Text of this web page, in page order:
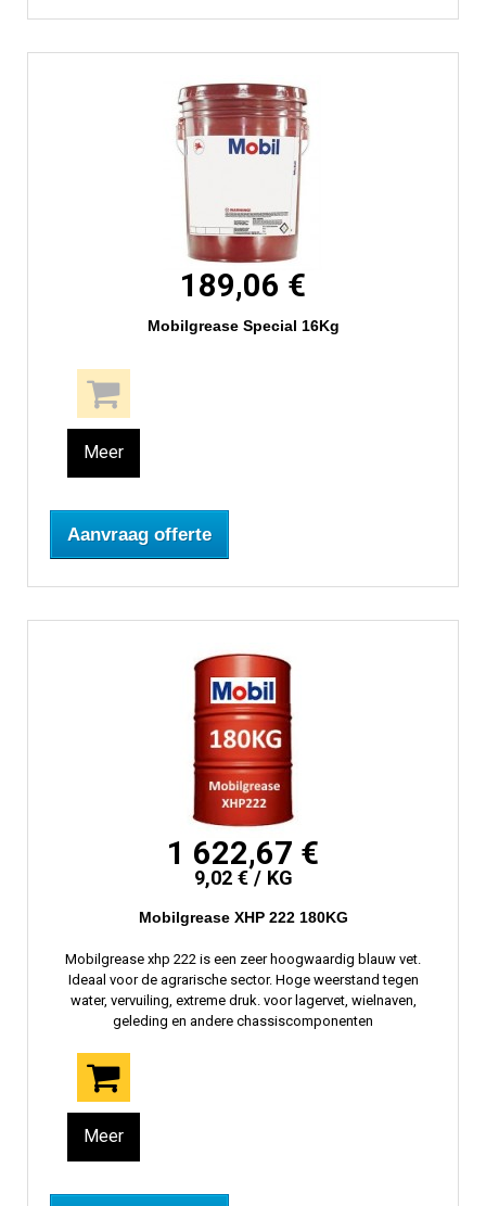
189,06 €
Mobilgrease Special 16Kg
Meer
Aanvraag offerte
1 622,67 €
9,02 € / KG
Mobilgrease XHP 222 180KG
Mobilgrease xhp 222 is een zeer hoogwaardig blauw vet.
Ideaal voor de agrarische sector. Hoge weerstand tegen
water, vervuiling, extreme druk. voor lagervet, wielnaven,
geleding en andere chassiscomponenten
Meer